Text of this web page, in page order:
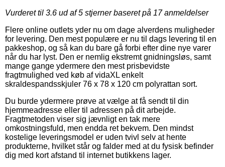
Vurderet til 3.6 ud af 5 stjerner baseret på 17anmeldelser
Flere online outlets yder nu om dage alverdens muligheder
for levering. Den mest populære er nu til dags levering til en
pakkeshop, og så kan du bare gå forbi efter dine nye varer
når du har lyst. Den er nemlig ekstremt gnidningsløs, samt
mange gange ydermere den mest prisbevidste
fragtmulighed ved køb af vidaXL enkelt
skraldespandsskjuler 76 x 78 x 120 cm polyrattan sort.
Du burde ydermere prøve at vælge at få sendt til din
hjemmeadresse eller til adressen på dit arbejde.
Fragtmetoden viser sig jævnligt en tak mere
omkostningsfuld, men endda ret bekvem. Den mindst
kostelige leveringsmodel er uden tvivl selv at hente
produkterne, hvilket står og falder med at du fysisk befinder
dig med kort afstand til internet butikkens lager.